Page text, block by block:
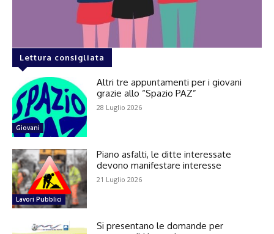
Lettura consigliata
Giovani
Altri tre appuntamenti per i giovani
grazie allo “Spazio PAZ”
28 Luglio 2026
Lavori Pubblici
Piano asfalti, le ditte interessate
devono manifestare interesse
21 Luglio 2026
Si presentano le domande per